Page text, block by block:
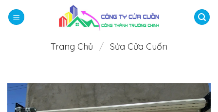
qua
Trang Chủ / Sửa Cửa Cuốn